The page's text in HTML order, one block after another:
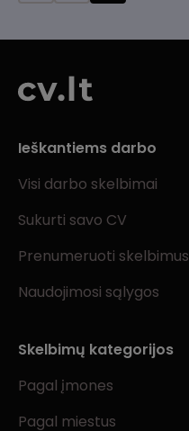
Ieškantiems darbo
Visi darbo skelbimai
Sukurti savo CV
Prenumeruoti skelbimus
Naudojimosi sąlygos
Skelbimų kategorijos
Pagal įmones
Pagal miestus